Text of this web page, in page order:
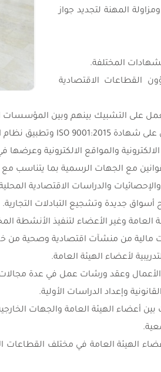
المهنة لتجديد جواز
القطاعات الاقتصادية
الهيئة العامة في مختلف